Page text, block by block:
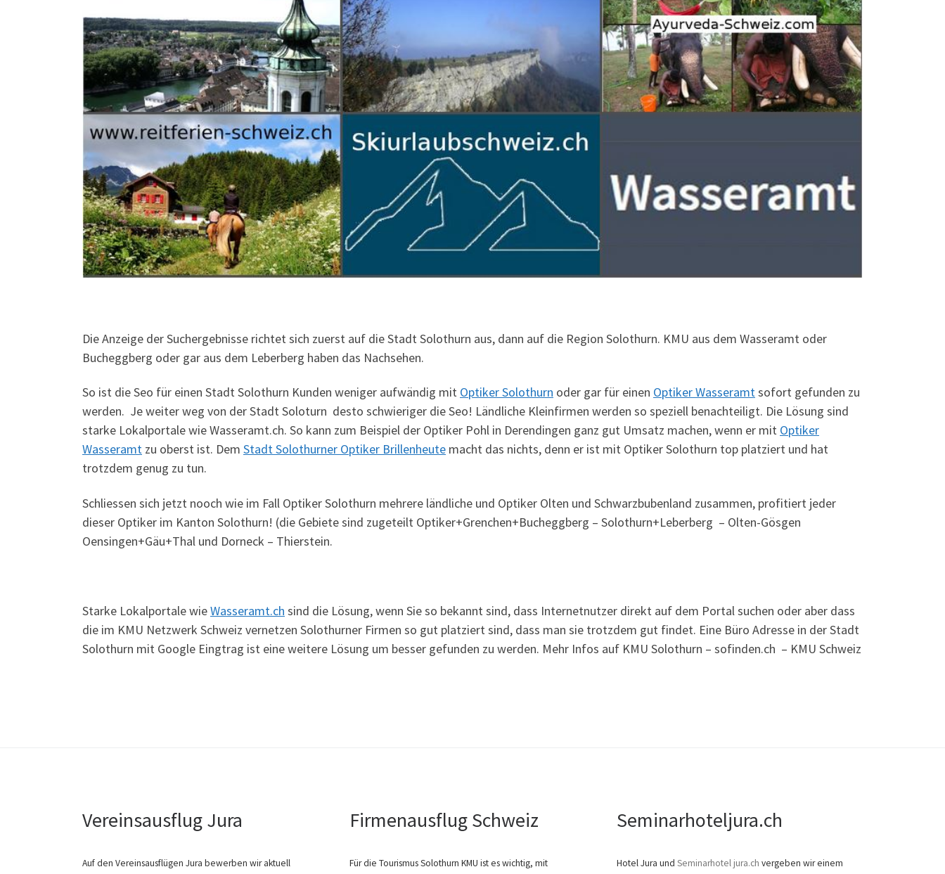
Die Anzeige der Suchergebnisse richtet sich zuerst auf die Stadt Solothurn aus, dann auf die Region Solothurn. KMU aus dem Wasseramt oder
Bucheggberg oder gar aus dem Leberberg haben das Nachsehen.
So ist die Seo für einen Stadt Solothurn Kunden weniger aufwändig mit Optiker Solothurn oder gar für einen Optiker Wasseramtsofort gefunden zu
werden. Je weiter weg von der Stadt Soloturn desto schwieriger die Seo! Ländliche Kleinfirmen werden so speziell benachteiligt. Die Lösung sind
starke Lokalportale wie Wasseramt.ch. So kann zum Beispiel der Optiker Pohl in Derendingen ganz gut Umsatz machen, wenn er mit Optiker
Wasseramt zu oberst ist. Dem Stadt Solothurner Optiker Brillenheute macht das nichts, denn er ist mit Optiker Solothurn top platziert und hat
trotzdem genug zu tun.
Schliessen sich jetzt nooch wie im Fall Optiker Solothurn mehrere ländliche und Optiker Olten und Schwarzbubenland zusammen, profitiert jeder
dieser Optiker im Kanton Solothurn! (die Gebiete sind zugeteilt Optiker+Grenchen+Bucheggberg – Solothurn+Leberberg – Olten-Gösgen
Oensingen+Gäu+Thal und Dorneck – Thierstein.
Starke Lokalportale wieWasseramt.ch sind die Lösung, wenn Sie so bekannt sind, dass Internetnutzer direkt auf dem Portal suchen oder aber dass
die im KMU Netzwerk Schweiz vernetzen Solothurner Firmen so gut platziert sind, dass man sie trotzdem gut findet. Eine Büro Adresse in der Stadt
Solothurn mit Google Eingtrag ist eine weitere Lösung um besser gefunden zu werden. Mehr Infos auf KMU Solothurn – sofinden.ch – KMU Schweiz
Vereinsausflug Jura
Auf den Vereinsausflügen Jura bewerben wir aktuell
Firmenausflug Schweiz
Für die Tourismus Solothurn KMU ist es wichtig, mit
Seminarhoteljura.ch
Hotel Jura und Seminarhotel jura.ch vergeben wir einem